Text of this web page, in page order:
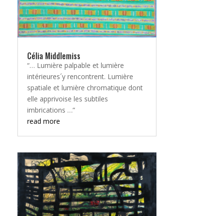
Célia Middlemiss
“… Lumière palpable et lumière
intérieures´y rencontrent. Lumière
spatiale et lumière chromatique dont
elle apprivoise les subtiles
imbrications …”
read more